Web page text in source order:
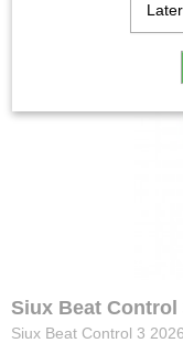
Siux Beat Control
Siux Beat Control 3